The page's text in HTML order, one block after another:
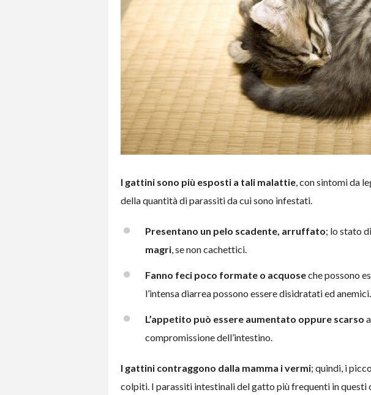
I gattini sono più esposti a tali malattie , con sintomi da
della quantità di parassiti da cui sono infestati.
Presentano un pelo scadente, arruffato; lo stato
magri , se non cachettici.
Fanno feci poco formate o acquoseche possono
l’intensa diarrea possono essere disidratati ed anemici.
L’appetito può essere aumentato oppure scarso
compromissione dell’intestino.
I gattini contraggono dalla mamma i vermi; quindi, i
colpiti. I parassiti intestinali del gatto più frequenti in questi